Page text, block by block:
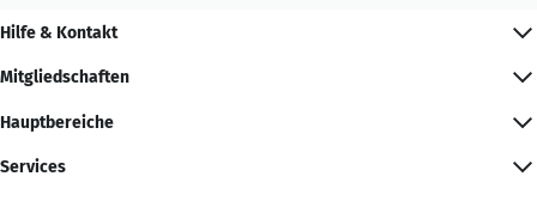
Hilfe & Kontakt
Mitgliedschaften
Hauptbereiche
Services